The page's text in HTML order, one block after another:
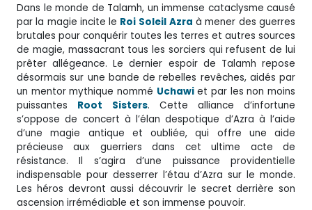
Dans le monde de Talamh, un immense cataclysme causé
par la magie incite le Roi Soleil Azra à mener des guerres
brutales pour conquérir toutes les terres et autres sources
de magie, massacrant tous les sorciers qui refusent de lui
prêter allégeance. Le dernier espoir de Talamh repose
désormais sur une bande de rebelles revêches, aidés par
un mentor mythique nommé Uchawiet par les non moins
puissantes Root Sisters. Cette alliance d’infortune
s’oppose de concert à l’élan despotique d’Azra à l’aide
d’une magie antique et oubliée, qui offre une aide
précieuse aux guerriers dans cet ultime acte de
résistance. Il s’agira d’une puissance providentielle
indispensable pour desserrer l’étau d’Azra sur le monde.
Les héros devront aussi découvrir le secret derrière son
ascension irrémédiable et son immense pouvoir.